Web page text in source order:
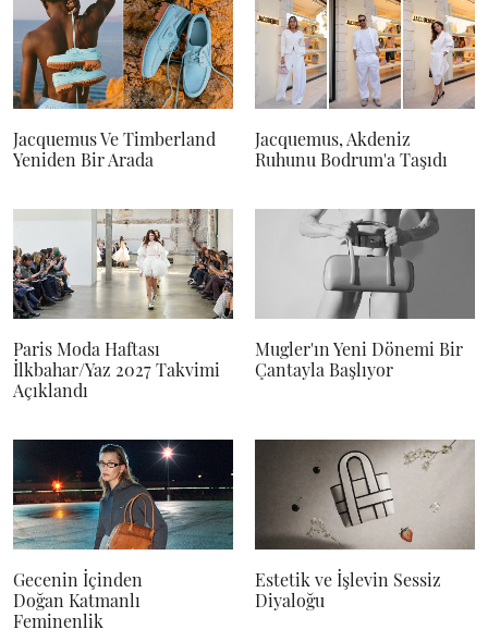
Jacquemus Ve Timberland
Yeniden Bir Arada
Jacquemus, Akdeniz
Ruhunu Bodrum'a Taşıdı
Paris Moda Haftası
İlkbahar/Yaz 2027 Takvimi
Açıklandı
Mugler'ın Yeni Dönemi Bir
Çantayla Başlıyor
Gecenin İçinden
Doğan Katmanlı
Feminenlik
Estetik ve İşlevin Sessiz
Diyaloğu